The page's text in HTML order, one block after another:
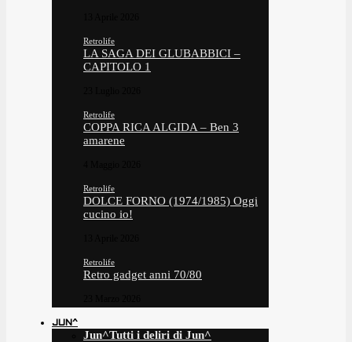
Retrolife
LA SAGA DEI GLUBABBICI –
CAPITOLO 1
Retrolife
COPPA RICA ALGIDA – Ben 3
amarene
Retrolife
DOLCE FORNO (1974/1985) Oggi
cucino io!
Retrolife
Retro gadget anni 70/80
JUN^
Jun^Tutti i deliri di Jun^